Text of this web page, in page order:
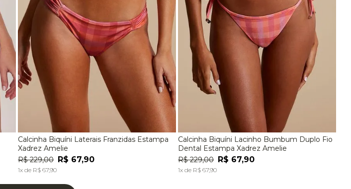
P
ADICIONAR À SACOLA
Calcinha Biquíni Laterais Franzidas Estampa
Xadrez Amelie
R$ 229,00 R$ 67,90
1x de R$ 67,90
P M
ADICIONAR À SACOLA
Calcinha Biquíni Lacinho Bumbum Duplo Fio
Dental Estampa Xadrez Amelie
R$ 229,00 R$ 67,90
1x de R$ 67,90